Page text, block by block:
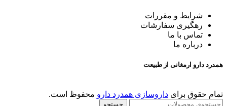
شرایط و مقررات
رهگیری سفارشات
تماس با ما
درباره ما
همدرد دارو ارمغانی از طبیعت
تمام حقوق برای داروسازی همدرد دارو محفوظ است.
جستجو